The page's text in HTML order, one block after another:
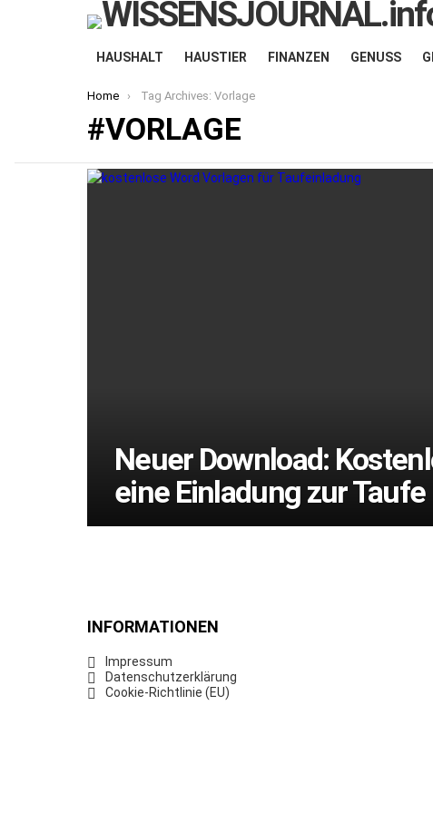
HAUSHALT HAUSTIER FINANZEN GENUSS
You are here:
Home Tag Archives: Vorlage
VORLAGE
LATEST
Neuer Download:
eine Einladung zur Taufe
INFORMATIONEN
Impressum
Datenschutzerklärung
Cookie-Richtlinie (EU)